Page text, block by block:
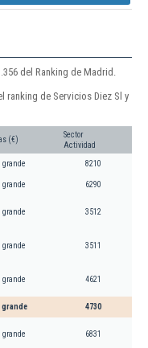
del Ranking de Madrid.
ranking de Servicios Diez Sl y
(€)
Sector
Actividad
grande 8210
grande 6290
grande 3512
grande 3511
grande 4621
grande 4730
grande 6831